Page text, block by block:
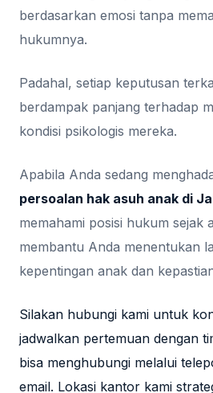
berdasarkan emosi tanpa
hukumnya.
Padahal, setiap keputusan
berdampak panjang terhadap
kondisi psikologis mereka.
Apabila Anda sedang
persoalan hak asuh anak di
memahami posisi hukum sejak
membantu Anda menentukan
kepentingan anak dan
Silakan hubungi kami untuk
jadwalkan pertemuan dengan
bisa menghubungi melalui
email. Lokasi kantor kami